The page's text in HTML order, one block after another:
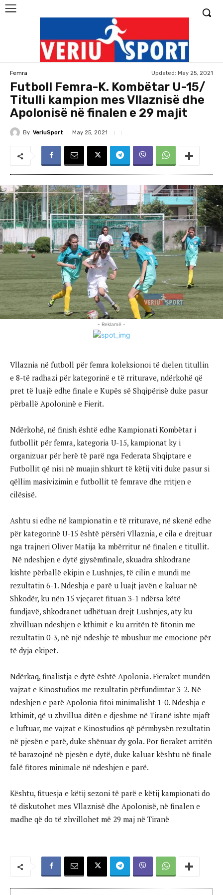
Femra Updated: May 25, 2021
Futboll Femra-K. Kombëtar U-15/
Titulli kampion mes Vllaznisë dhe
Apolonisë në finalen e 29 majit
By VeriuSport May 25, 2021
- Reklamë -
Vllaznia në futboll për femra koleksionoi të dielen titullin
e 8-të radhazi për kategorinë e të rriturave, ndërkohë që
pret të luajë edhe finale e Kupës së Shqipërisë duke pasur
përballë Apoloninë e Fierit.
Ndërkohë, në finish është edhe Kampionati Kombëtar i
futbollit për femra, kategoria U-15, kampionat ky i
organizuar për herë të parë nga Federata Shqiptare e
Futbollit që nisi në muajin shkurt të këtij viti duke pasur si
qëllim masivizimin e futbollit të femrave dhe rritjen e
cilësisë.
Ashtu si edhe në kampionatin e të rriturave, në skenë edhe
për kategorinë U-15 është përsëri Vllaznia, e cila e drejtuar
nga trajneri Oliver Matija ka mbërritur në finalen e titullit.
Në ndeshjen e dytë gjysëmfinale, skuadra shkodrane
kishte përballë ekipin e Lushnjes, të cilin e mundi me
rezultatin 6-1. Ndeshja e parë u luajt javën e kaluar në
Shkodër, ku nën 15 vjeçaret fituan 3-1 ndërsa këtë
fundjavë, shkodranet udhëtuan drejt Lushnjes, aty ku
zhvilluan ndeshjen e kthimit e ku arritën të fitonin me
rezultatin 0-3, në një ndeshje të mbushur me emocione për
të dyja ekipet.
Ndërkaq, finalistja e dytë është Apolonia. Fieraket mundën
vajzat e Kinostudios me rezultatin përfundimtar 3-2. Në
ndeshjen e parë Apolonia fitoi minimalisht 1-0. Ndeshja e
kthimit, që u zhvillua ditën e djeshme në Tiranë ishte mjaft
e luftuar, me vajzat e Kinostudios që përmbysën rezultatin
në pjesën e parë, duke shënuar dy gola. Por fieraket arritën
të barazojnë në pjesën e dytë, duke kaluar kështu në finale
falë fitores minimale në ndeshjen e parë.
Kështu, fituesja e këtij sezoni të parë e këtij kampionati do
të diskutohet mes Vllaznisë dhe Apolonisë, në finalen e
madhe që do të zhvillohet më 29 maj në Tiranë